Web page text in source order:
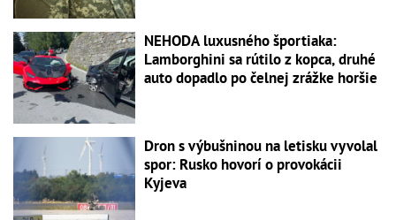
NEHODA luxusného športiaka:
Lamborghini sa rútilo z kopca, druhé
auto dopadlo po čelnej zrážke horšie
Dron s výbušninou na letisku vyvolal
spor: Rusko hovorí o provokácii
Kyjeva